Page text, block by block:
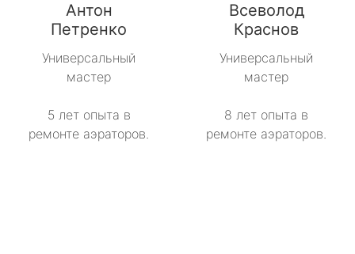
Антон
Петренко
Универсальный
мастер
5 лет опыта в
ремонте аэраторов.
Всеволод
Краснов
Универсальный
мастер
8 лет опыта в
ремонте аэраторов.